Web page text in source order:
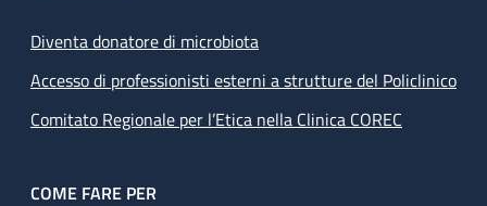
Diventa donatore di microbiota
Accesso di professionisti esterni a strutture del Policlinico
Comitato Regionale per l’Etica nella Clinica COREC
COME FARE PER